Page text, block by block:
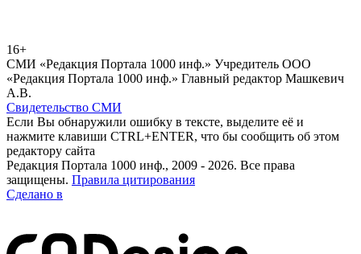
16+
СМИ «Редакция Портала 1000 инф.» Учредитель ООО
«Редакция Портала 1000 инф.» Главный редактор Машкевич
А.В.
Свидетельство СМИ
Если Вы обнаружили ошибку в тексте, выделите её и
нажмите клавиши CTRL+ENTER, что бы сообщить об этом
редактору сайта
Редакция Портала 1000 инф., 2009 - 2026. Все права
защищены. Правила цитирования
Сделано в